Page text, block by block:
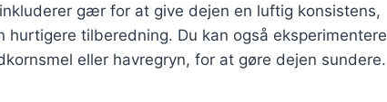
gær for at give dejen en luftig konsistens,
hurtigere tilberedning. Du kan også eksperimentere
eller havregryn, for at gøre dejen sundere.